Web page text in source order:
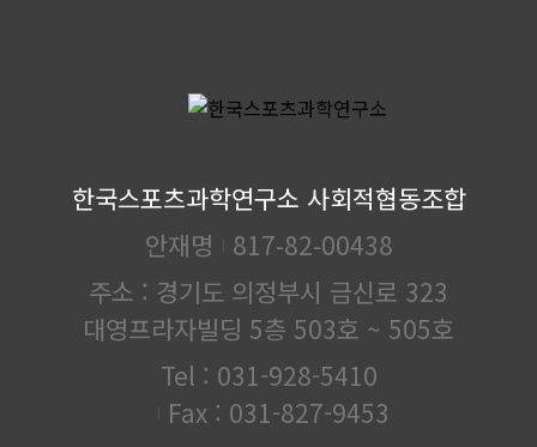
한국스포츠과학연구소 사회적협동조합
안재명
817-82-00438
주소 : 경기도 의정부시 금신로 323
대영프라자빌딩 5층 503호 ~ 505호
Tel : 031-928-5410
Fax : 031-827-9453